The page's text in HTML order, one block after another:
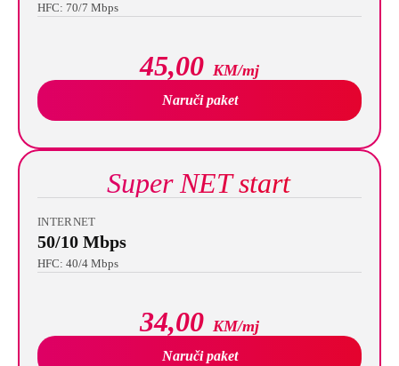
HFC: 70/7 Mbps
45,00 KM/mj
Naruči paket
Super NET start
INTERNET
50/10 Mbps
HFC: 40/4 Mbps
34,00 KM/mj
Naruči paket